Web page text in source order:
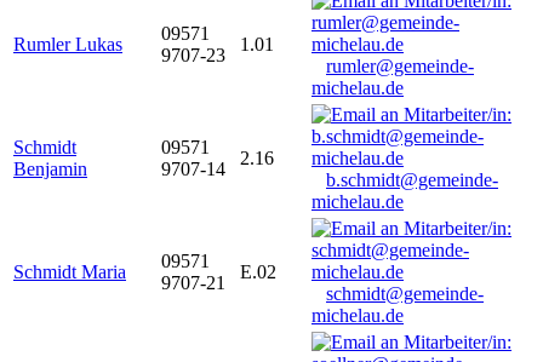
Rumler Lukas
09571
9707-23
1.01
rumler@gemeinde-
michelau.de
Schmidt
Benjamin
09571
9707-14
2.16
b.schmidt@gemeinde-
michelau.de
Schmidt Maria
09571
9707-21
E.02
schmidt@gemeinde-
michelau.de